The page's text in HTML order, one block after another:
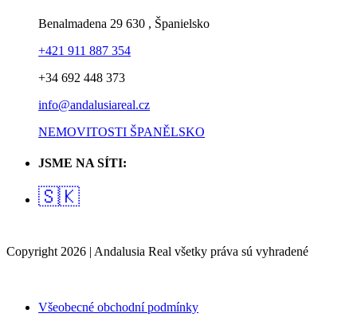
Benalmadena 29 630 , Španielsko
+421 911 887 354
+34 692 448 373
info@andalusiareal.cz
NEMOVITOSTI ŠPANĚLSKO
JSME NA SÍTI:
🇸🇰
Copyright 2026 | Andalusia Real všetky práva sú vyhradené
Všeobecné obchodní podmínky